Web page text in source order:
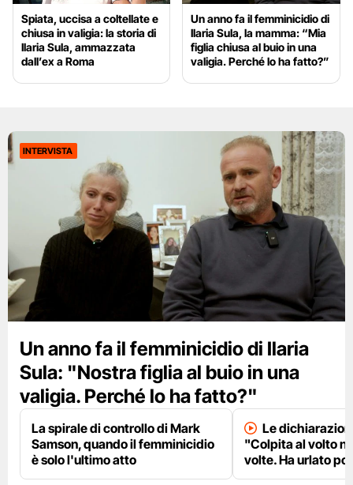
Spiata, uccisa a coltellate e
chiusa in valigia: la storia di
Ilaria Sula, ammazzata
dall’ex a Roma
Un anno fa il femminicidio di
Ilaria Sula, la mamma: “Mia
figlia chiusa al buio in una
valigia. Perché lo ha fatto?”
INTERVISTA
Un anno fa il femminicidio di Ilaria
Sula: "Nostra figlia al buio in una
valigia. Perché lo ha fatto?"
La spirale di controllo di Mark
Samson, quando il femminicidio
è solo l'ultimo atto
Le
"Colpita al volto
volte. Ha urlato